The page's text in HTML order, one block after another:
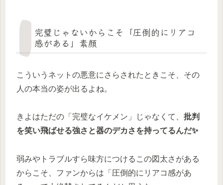
完璧じゃないからこそ「圧倒的にリアコ
感がある」素顔
こういうネットの悪意にさらされたときこそ、その
人の本当の姿が出るよね。
きよはただの「完璧なイケメン」じゃなくて、 批判
を笑い飛ばせる強さと器のデカさを持ってるんだ✨
弱みやトラブルすら味方につけるこの図太さがある
からこそ、ファンからは 「圧倒的にリアコ感があ